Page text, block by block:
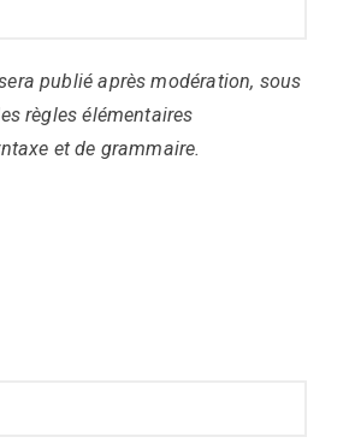
publié après modération, sous
règles élémentaires
et de grammaire.